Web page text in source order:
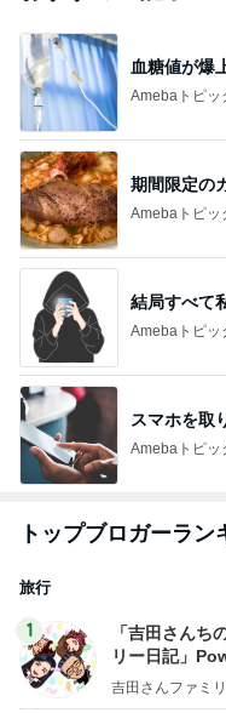
血糖値が爆
Amebaトピッ
期間限定の
Amebaトピッ
結局すべて
Amebaトピッ
スマホを取
Amebaトピッ
トップブロガーラン
旅行
1
「吉田さんち
リー日記」
y Ameba 吉田
吉田さんファミ